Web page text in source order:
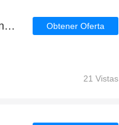
Consigue hasta un 4% en todos los productos | finaliza pronto Obtener Oferta
21 Vistas